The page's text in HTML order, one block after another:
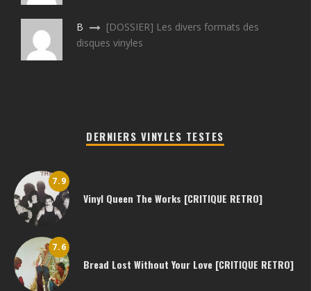
B
[DOSSIER] Les divers formats des
disques vinyles
DERNIERS VINYLES TESTES
7.9
Vinyl Queen The Works [CRITIQUE RETRO]
7.6
Bread Lost Without Your Love [CRITIQUE RETRO]